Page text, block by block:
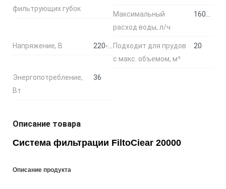
фильтрующих губок
Максимальный
расход воды, л/ч
Напряжение, В
Подходит для прудов
с макс. объемом, м³
20
Энергопотребление,
Вт
36
Описание товара
Система фильтрации FiltoCiear 20000
Описание продукта